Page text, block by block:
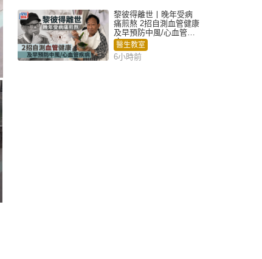
黎彼得離世丨晚年受病
痛煎熬 2招自測血管健康
及早預防中風/心血管疾
病
醫生教室
6小時前